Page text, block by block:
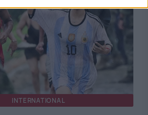
INTERNATIONAL